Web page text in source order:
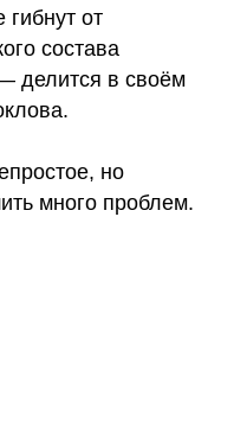
от
состава
делится в своём
но
много проблем.